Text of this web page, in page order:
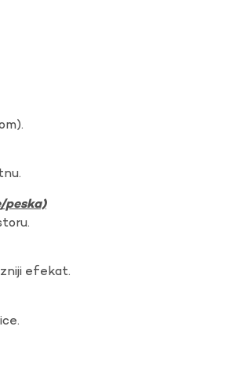
peska)
efekat.